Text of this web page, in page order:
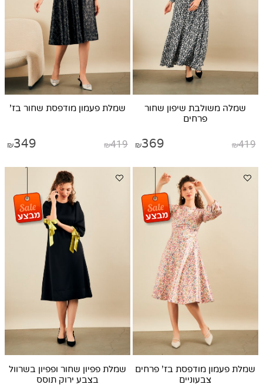
שמלה משולבת שיפון שחור
פרחים
₪419
₪369
שמלת פעמון מודפסת שחור בז'
₪419
₪349
שמלת פעמון מודפסת בז' פרחים
צבעוניים
שמלת פפיון שחור ופפיון בשרוול
בצבע ירוק תוסס